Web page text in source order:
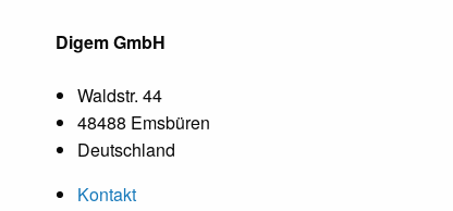
Digem GmbH
Waldstr. 44
48488 Emsbüren
Deutschland
Kontakt